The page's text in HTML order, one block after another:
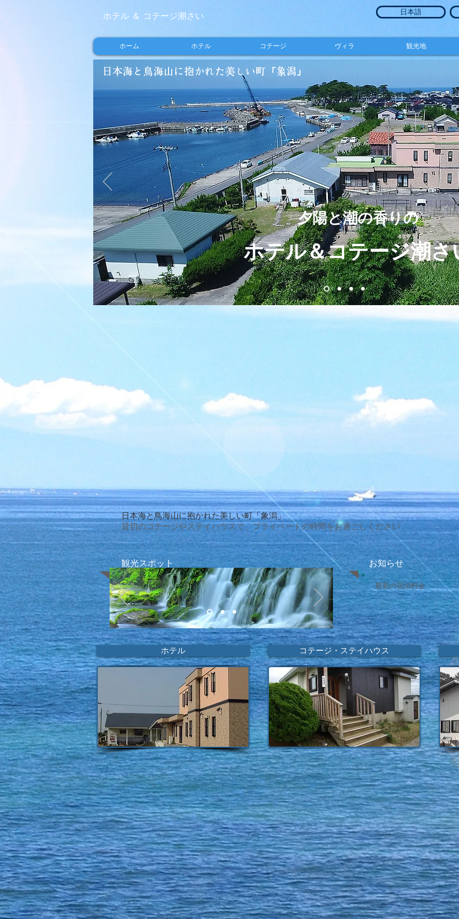
ホテル ＆ コテージ潮さい 日本語
ホーム ホテル コテージ ヴィラ 観光地
夕陽と潮の香りの
ホテル＆コテージ潮さ
日本海と鳥海山に抱かれた美しい町「象潟」
日本海と鳥海山に抱かれた美しい町「象潟」
貸切のコテージやステイハウスで、プライベートの時間をお過ごしください
ホテル コテージ・ステイハウス
​観光スポット
最新の宿泊料金
お知らせ